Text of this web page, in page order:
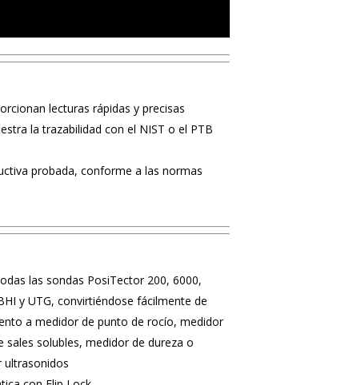
lecturas rápidas y precisas
la trazabilidad con el NIST o el PTB
probada, conforme a las normas
las sondas PosiTector 200, 6000,
y UTG, convirtiéndose fácilmente de
a medidor de punto de rocío, medidor
solubles, medidor de dureza o
ultrasonidos